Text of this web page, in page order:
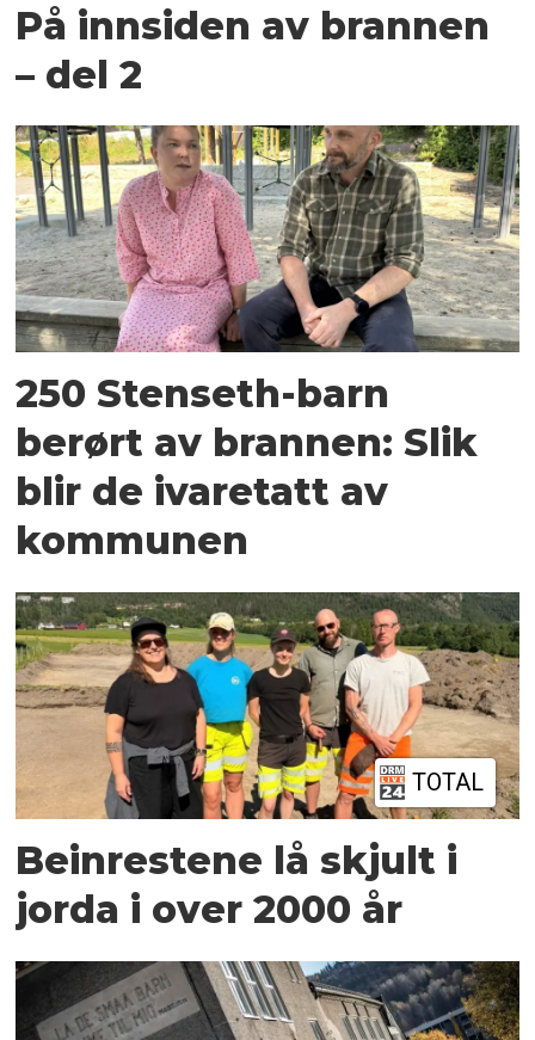
På innsiden av brannen
– del 2
250 Stenseth-barn
berørt av brannen: Slik
blir de ivaretatt av
kommunen
TOTAL
Beinrestene lå skjult i
jorda i over 2000 år